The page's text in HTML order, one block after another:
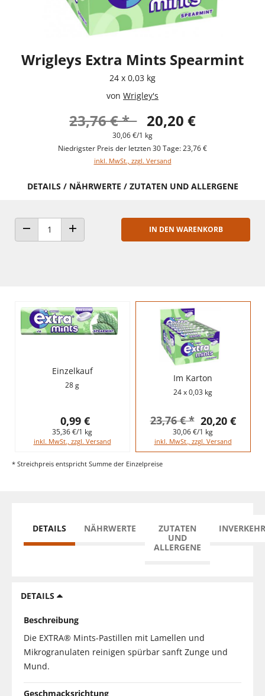
Wrigleys Extra Mints Spearmint
24 x 0,03 kg
von Wrigley's
23,76 € * 20,20 €
30,06 €/1 kg
Niedrigster Preis der letzten 30 Tage: 23,76 €
inkl. MwSt., zzgl. Versand
DETAILS / NÄHRWERTE / ZUTATEN UND ALLERGENE
ANZAHL VERRINGERNANZAHL ERHÖHEN
IN DEN WARENKORB
Einzelkauf
28 g
0,99 €
35,36 €/1 kg
inkl. MwSt., zzgl. Versand
Im Karton
24 x 0,03 kg
20,20 €
23,76 € *
30,06 €/1 kg
inkl. MwSt., zzgl. Versand
* Streichpreis entspricht Summe der Einzelpreise
DETAILS NÄHRWERTE
ZUTATEN
UND
ALLERGENE
DETAILS
Beschreibung
Die EXTRA® Mints-Pastillen mit Lamellen und
Mikrogranulaten reinigen spürbar sanft Zunge und
Mund.
Geschmacksrichtung